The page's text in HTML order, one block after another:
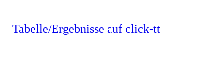
Tabelle/Ergebnisse auf click-tt